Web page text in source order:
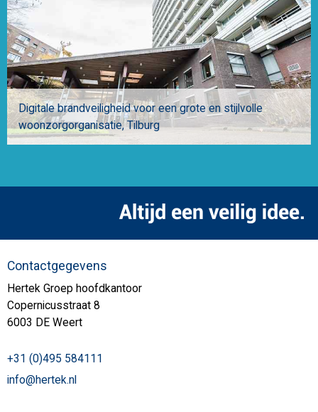
Digitale brandveiligheid voor een grote en stijlvolle
woonzorgorganisatie Tilburg
Contactgegevens
Hertek Groep hoofdkantoor
Copernicusstraat 8
6003 DE Weert
+31 (0)495 584111
info@hertek.nl